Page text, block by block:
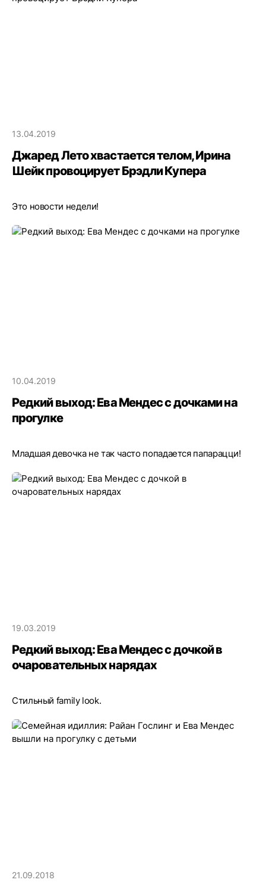
13.04.2019
Джаред Лето хвастается телом, Ирина
Шейк провоцирует Брэдли Купера
Это новости недели!
10.04.2019
Редкий выход: Ева Мендес с дочками на
прогулке
Младшая девочка не так часто попадается папарацци!
19.03.2019
Редкий выход: Ева Мендес с дочкой в
очаровательных нарядах
Стильный family look.
21.09.2018